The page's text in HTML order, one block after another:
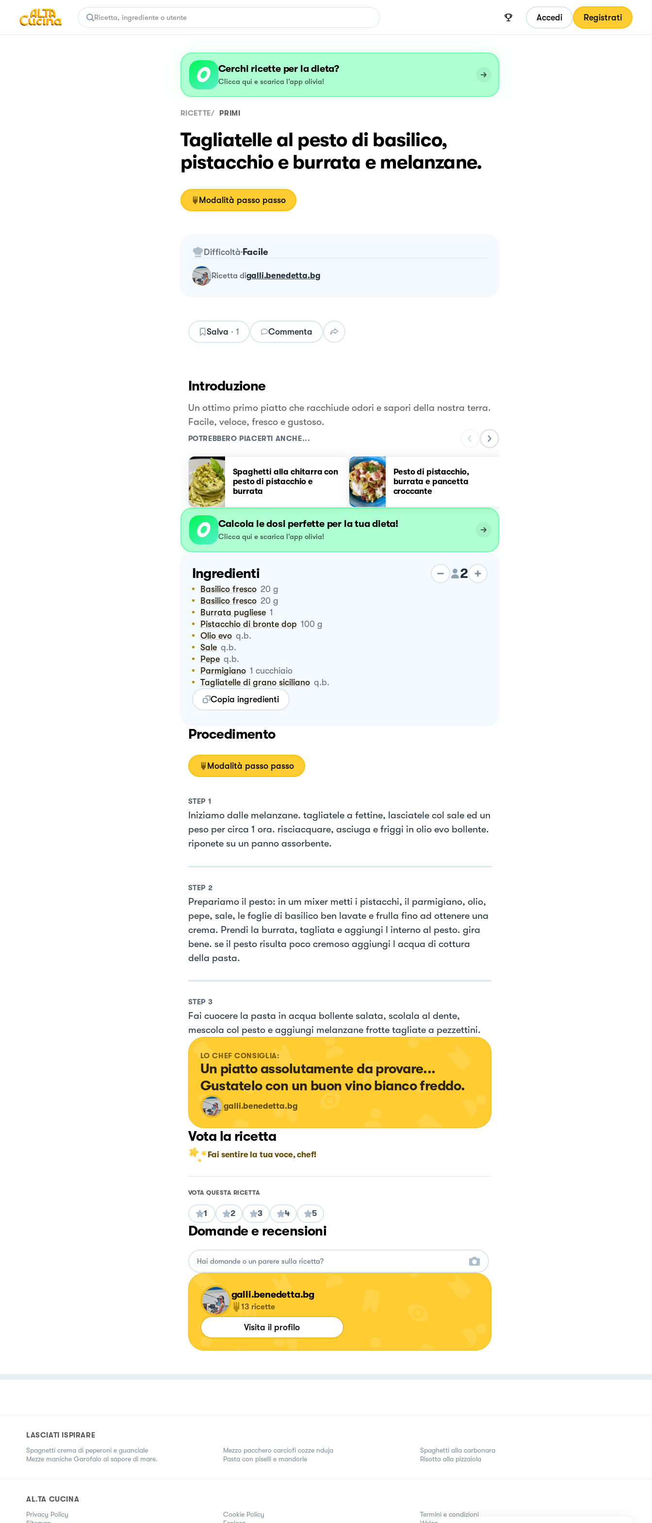
Accedi Registrati
Cerchi ricette per la dieta?
Clicca qui e scarica l’app olivia!
RICETTE/ PRIMI
Tagliatelle al pesto di basilico,
pistacchio e burrata e melanzane.
Modalità passo passo
Difficoltà Facile
ricetta digalli.benedetta.bg
Salva · 1 Commenta
Introduzione
Un ottimo primo piatto che racchiude odori e sapori della nostra terra.
Facile, veloce, fresco e gustoso.
POTREBBERO PIACERTI ANCHE...
Spaghetti alla chitarra con
pesto di pistacchio e
burrata
Pesto di pistacchio,
burrata e pancetta
croccante
Calcola le dosi perfette per la tua dieta!
Clicca qui e scarica l’app olivia!
Ingredienti 2
Basilico fresco 20 g
Basilico fresco 20 g
Burrata pugliese 1
Pistacchio di bronte dop 100 g
Olio evo q.b.
Sale q.b.
Pepe q.b.
Parmigiano 1 cucchiaio
Tagliatelle di grano siciliano q.b.
Copia ingredienti
Procedimento
Modalità passo passo
STEP 1
Iniziamo dalle melanzane. tagliatele a fettine, lasciatele col sale ed un
peso per circa 1 ora. risciacquare, asciuga e friggi in olio evo bollente.
riponete su un panno assorbente.
STEP 2
Prepariamo il pesto: in um mixer metti i pistacchi, il parmigiano, olio,
pepe, sale, le foglie di basilico ben lavate e frulla fino ad ottenere una
crema. Prendi la burrata, tagliata e aggiungi l interno al pesto. gira
bene. se il pesto risulta poco cremoso aggiungi l acqua di cottura
della pasta.
STEP 3
Fai cuocere la pasta in acqua bollente salata, scolala al dente,
mescola col pesto e aggiungi melanzane frotte tagliate a pezzettini.
LO CHEF CONSIGLIA:
Un piatto assolutamente da provare...
Gustatelo con un buon vino bianco freddo.
galli.benedetta.bg
Vota la ricetta
Fai sentire la tua voce, chef!
VOTA QUESTA RICETTA
1 2 3 4 5
Domande e recensioni
galli.benedetta.bg
13 ricette
Visita il profilo
LASCIATI ISPIRARE
Spagnetti crema di peperoni e guanciale
Mezze maniche Garofalo al sapore di mare.
Mezzo pacchero carciofi cozze nduja
Pasta con piselli e mandorle
Spaghetti alla carbonara
Risotto alla pizzaiola
AL.TA CUCINA
Privacy Policy Cookie Policy
Termini e condizioni